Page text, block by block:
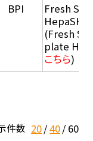
BPI
Fresh
HepaSH®
(Fresh
plate
こちら)
件数 20 40 60